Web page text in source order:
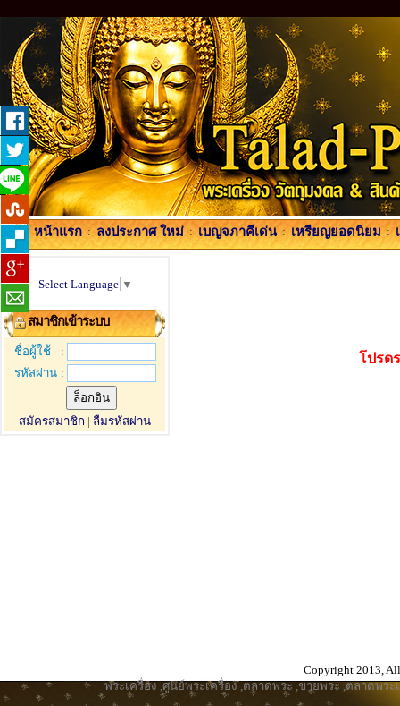
หน้าแรก : ลงประกาศ ใหม่ : เบญจภาคีเด่น : เหรียญยอดนิยม :
Select Language ▼
สมาชิกเข้าระบบ
ชื่อผู้ใช้
:
รหัสผ่าน :
สมัครสมาชิก | ลืมรหัสผ่าน
โปรด
Copyright 2013,
พระเครื่อง ,ศูนย์พระเครื่อง,ตลาดพระ ,ขายพระ ,ตลาดพระ